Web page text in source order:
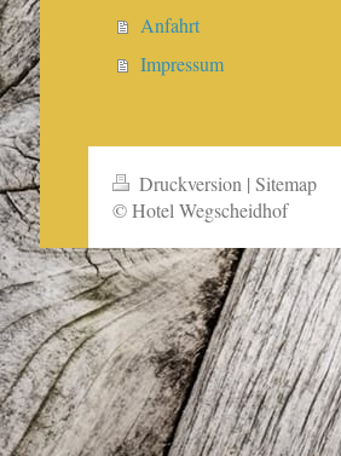
Anfahrt
Impressum
Druckversion | Sitemap
© Hotel Wegscheidhof